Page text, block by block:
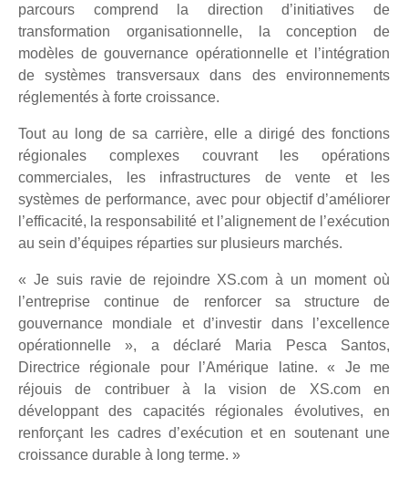
parcours comprend la direction d’initiatives de
transformation organisationnelle, la conception de
modèles de gouvernance opérationnelle et l’intégration
de systèmes transversaux dans des environnements
réglementés à forte croissance.
Tout au long de sa carrière, elle a dirigé des fonctions
régionales complexes couvrant les opérations
commerciales, les infrastructures de vente et les
systèmes de performance, avec pour objectif d’améliorer
l’efficacité, la responsabilité et l’alignement de l’exécution
au sein d’équipes réparties sur plusieurs marchés.
« Je suis ravie de rejoindre XS.com à un moment où
l’entreprise continue de renforcer sa structure de
gouvernance mondiale et d’investir dans l’excellence
opérationnelle », a déclaré Maria Pesca Santos,
Directrice régionale pour l’Amérique latine. « Je me
réjouis de contribuer à la vision de XS.com en
développant des capacités régionales évolutives, en
renforçant les cadres d’exécution et en soutenant une
croissance durable à long terme. »